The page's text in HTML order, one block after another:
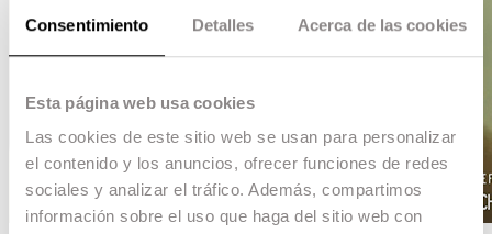
Consentimiento Detalles Acerca de las cookies
Esta página web usa cookies
Las cookies de este sitio web se usan para personalizar
el contenido y los anuncios, ofrecer funciones de redes
sociales y analizar el tráfico. Además, compartimos
información sobre el uso que haga del sitio web con